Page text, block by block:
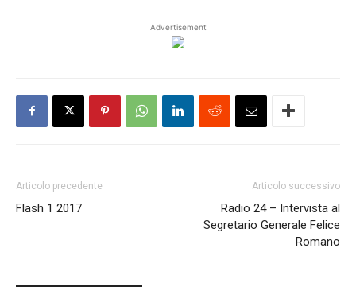
Advertisement
Articolo precedente
Flash 1 2017
Articolo successivo
Radio 24 – Intervista al
Segretario Generale Felice
Romano